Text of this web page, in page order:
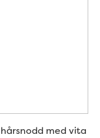
hårsnodd med vita